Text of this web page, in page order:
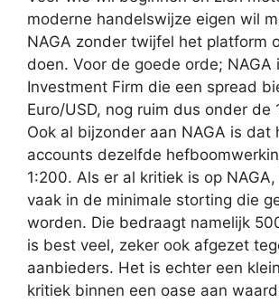
moderne handelswijze eigen wil
NAGA zonder twijfel het platform
doen. Voor de goede orde; NAGA
Investment Firm die een spread
Euro/USD, nog ruim dus onder de
Ook al bijzonder aan NAGA is dat
accounts dezelfde
1:200. Als er al kritiek is op
vaak in de minimale storting die
worden. Die bedraagt namelijk
is best veel, zeker ook afgezet
aanbieders. Het is echter een
kritiek binnen een oase aan